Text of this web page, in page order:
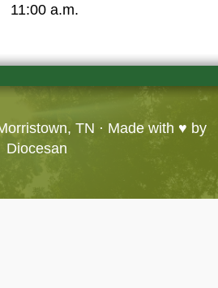
11:00 a.m.
TN · Made with ♥ by
Diocesan